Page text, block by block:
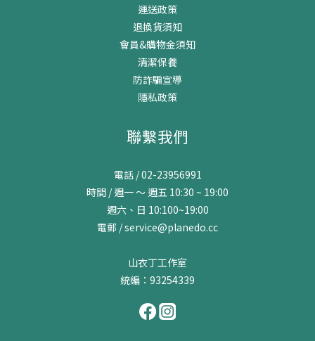
運送政策
退換貨須知
會員&購物金須知
清潔保養
防詐騙宣導
隱私政策
聯繫我們
電話 / 02-23956991
時間 / 週一 ～ 週五 10:30 ~ 19:00
週六、日 10:100~19:00
電郵 / service@planedo.cc
山衣丁工作室
統編：93254339